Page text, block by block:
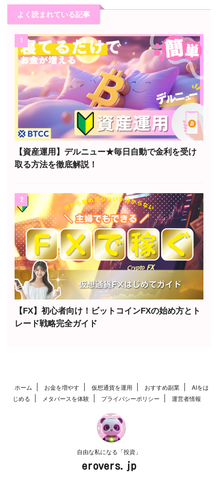
よく読まれている記事
1
【資産運用】デルニュー★毎日自動で金利を受け
取る方法を徹底解説！
2
【FX】初心者向け！ビットコインFXの始め方とト
レード戦略完全ガイド
ホーム お金を増やす 仮想通貨を運用 おすすめ副業
AIをは
じめる
メタバースを体験 プライバシーポリシー 運営者情報
自由な私になる「投資」
erovers.jp